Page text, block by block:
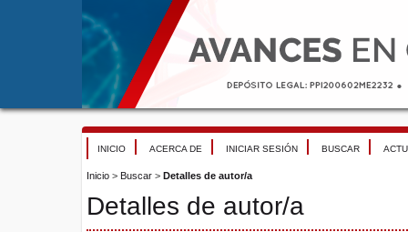
INICIO ACERCA DE INICIAR SESIÓN BUSCAR
Inicio > Buscar > Detalles de autor/a
Detalles de autor/a